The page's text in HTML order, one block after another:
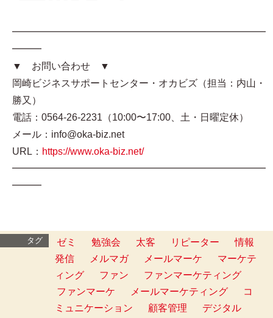
━━━━━━━━━━━━━━━━━━━━━━━━━━
━━━
▼ お問い合わせ ▼
岡崎ビジネスサポートセンター・オカビズ（担当：内山・
勝又）
電話：0564-26-2231（10:00〜17:00、土・日曜定休）
メール：info@oka-biz.net
URL： https://www.oka-biz.net/
━━━━━━━━━━━━━━━━━━━━━━━━━━
━━━
タグ ゼミ 勉強会 太客 リピーター
情報
発信
メルマガ メールマーケ
マーケテ
ィング
ファン
ファンマーケティング
ファンマーケ
メールマーケティング
コ
ミュニケーション
顧客管理
デジタル